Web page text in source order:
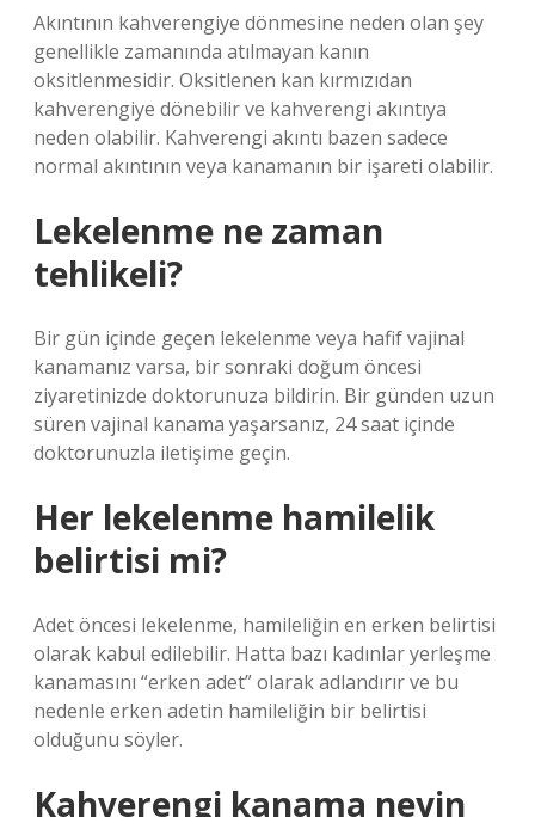
Akıntının kahverengiye dönmesine neden olan şey
genellikle zamanında atılmayan kanın
oksitlenmesidir. Oksitlenen kan kırmızıdan
kahverengiye dönebilir ve kahverengi akıntıya
neden olabilir. Kahverengi akıntı bazen sadece
normal akıntının veya kanamanın bir işareti olabilir.
Lekelenme ne zaman
tehlikeli?
Bir gün içinde geçen lekelenme veya hafif vajinal
kanamanız varsa, bir sonraki doğum öncesi
ziyaretinizde doktorunuza bildirin. Bir günden uzun
süren vajinal kanama yaşarsanız, 24 saat içinde
doktorunuzla iletişime geçin.
Her lekelenme hamilelik
belirtisi mi?
Adet öncesi lekelenme, hamileliğin en erken belirtisi
olarak kabul edilebilir. Hatta bazı kadınlar yerleşme
kanamasını “erken adet” olarak adlandırır ve bu
nedenle erken adetin hamileliğin bir belirtisi
olduğunu söyler.
Kahverengi kanama neyin